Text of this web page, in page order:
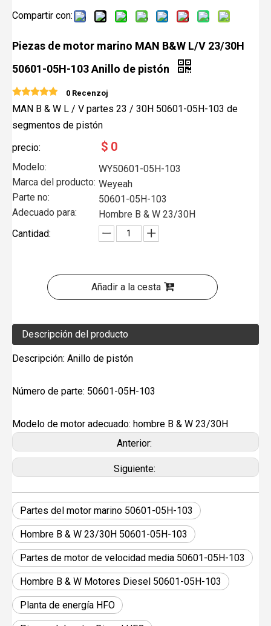
Compartir con:
Piezas de motor marino MAN B&W L/V 23/30H
50601-05H-103 Anillo de pistón
0 Recenzoj
MAN B & W L / V partes 23 / 30H 50601-05H-103 de
segmentos de pistón
precio:
$ 0
Modelo:
WY50601-05H-103
Marca del producto: Weyeah
Parte no:
50601-05H-103
Adecuado para:
Hombre B & W 23/30H
Cantidad:
Añadir a la cesta
Descripción del producto
Descripción: Anillo de pistón
Número de parte: 50601-05H-103
Modelo de motor adecuado: hombre B & W 23/30H
Anterior:
Siguiente:
Partes del motor marino 50601-05H-103
Hombre B & W 23/30H 50601-05H-103
Partes de motor de velocidad media 50601-05H-103
Hombre B & W Motores Diesel 50601-05H-103
Planta de energía HFO